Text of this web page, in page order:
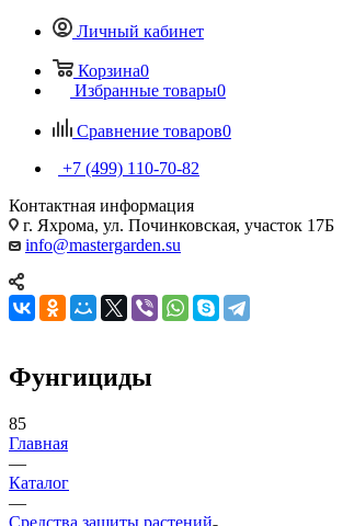
Личный кабинет
Корзина0
Избранные товары0
Сравнение товаров0
+7 (499) 110-70-82
Контактная информация
г. Яхрома, ул. Починковская, участок 17Б
info@mastergarden.su
Фунгициды
85
Главная
—
Каталог
—
Средства защиты растений